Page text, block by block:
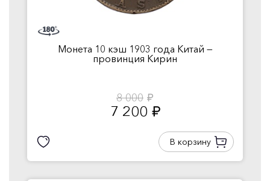
Монета 10 кэш 1903 года Китай —
провинция Кирин
8 000 руб.
7 200 руб.
В корзину